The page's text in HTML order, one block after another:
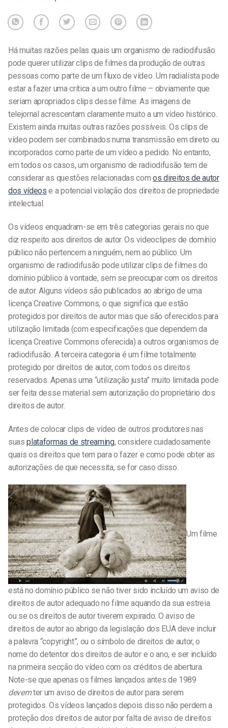
Há muitas razões pelas quais um organismo de radiodifusão
pode querer utilizar clips de filmes da produção de outras
pessoas como parte de um fluxo de vídeo. Um radialista pode
estar a fazer uma crítica a um outro filme – obviamente que
seriam apropriados clips desse filme. As imagens de
telejornal acrescentam claramente muito a um vídeo histórico.
Existem ainda muitas outras razões possíveis. Os clips de
vídeo podem ser combinados numa transmissão em direto ou
incorporados como parte de um vídeo a pedido. No entanto,
em todos os casos, um organismo de radiodifusão tem de
considerar as questões relacionadas comos direitos de autor
dos vídeos e a potencial violação dos direitos de propriedade
intelectual.
Os vídeos enquadram-se em três categorias gerais no que
diz respeito aos direitos de autor. Os videoclipes de domínio
público não pertencem a ninguém, nem ao público. Um
organismo de radiodifusão pode utilizar clips de filmes do
domínio público à vontade, sem se preocupar com os direitos
de autor. Alguns vídeos são publicados ao abrigo de uma
licença Creative Commons, o que significa que estão
protegidos por direitos de autor mas que são oferecidos para
utilização limitada (com especificações que dependem da
licença Creative Commons oferecida) a outros organismos de
radiodifusão. A terceira categoria é um filme totalmente
protegido por direitos de autor, com todos os direitos
reservados. Apenas uma “utilização justa” muito limitada pode
ser feita desse material sem autorização do proprietário dos
direitos de autor.
Antes de colocar clips de vídeo de outros produtores nas
suasplataformas de streaming, considere cuidadosamente
quais os direitos que tem para o fazer e como pode obter as
autorizações de que necessita, se for caso disso.
Um filme
está no domínio público se não tiver sido incluído um aviso de
direitos de autor adequado no filme aquando da sua estreia
ou se os direitos de autor tiverem expirado. O aviso de
direitos de autor ao abrigo da legislação dos EUA deve incluir
a palavra “copyright”, ou o símbolo de direitos de autor, o
nome do detentor dos direitos de autor e o ano, e ser incluído
na primeira secção do vídeo com os créditos de abertura.
Note-se que apenas os filmes lançados antes de 1989
devemter um aviso de direitos de autor para serem
protegidos. Os vídeos lançados depois disso não perdem a
proteção dos direitos de autor por falta de aviso de direitos